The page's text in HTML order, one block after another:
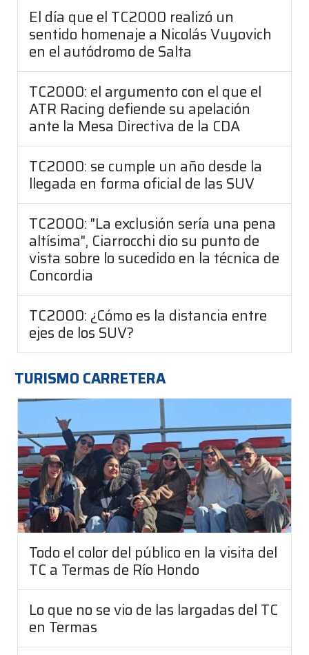
El día que el TC2000 realizó un
sentido homenaje a Nicolás Vuyovich
en el autódromo de Salta
TC2000: el argumento con el que el
ATR Racing defiende su apelación
ante la Mesa Directiva de la CDA
TC2000: se cumple un año desde la
llegada en forma oficial de las SUV
TC2000: "La exclusión sería una pena
altísima", Ciarrocchi dio su punto de
vista sobre lo sucedido en la técnica de
Concordia
TC2000: ¿Cómo es la distancia entre
ejes de los SUV?
TURISMO CARRETERA
Todo el color del público en la visita del
TC a Termas de Río Hondo
Lo que no se vio de las largadas del TC
en Termas